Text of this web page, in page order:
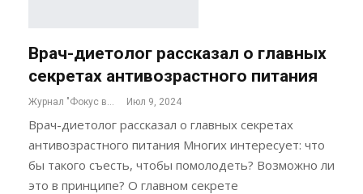
Врач-диетолог рассказал о главных
секретах антивозрастного питания
Июл 9, 2024
Врач-диетолог рассказал о главных секретах
антивозрастного питания Многих интересует: что
бы такого съесть, чтобы помолодеть? Возможно ли
это в принципе? О главном секрете